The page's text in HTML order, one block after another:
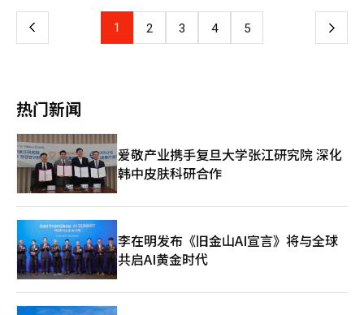
间旅游内容，提升停留型旅游城市的竞争力，发展为地方经济振兴
的核心旅游资源。※ 本报道经人工智能（AI）系统翻译与编辑。
动，参与者可以在伦敦各地移动，体验相关内容。 与此同时，防
弹少年团的第五张专辑《阿里郎》在美国Billboard主流专辑榜
于2024年推出，设计上保持水中矿物质，同时通过三重过滤系统
去除污染物。第一阶段的预过滤器去除沉淀物和沉积物，第二阶段
等重金属、微囊藻毒素、全氟化合物、残留药物成分等约90种污染
物。此外，通过NSF的独立测试协议，还确认了其对环境激素和农
药、除草剂相关物质等80余种额外污染物的过滤性能。 韩国安利
相关人士表示：“此次认证意味着易泉在170种以上污染物的过滤
性能得到了NSF的官方验证。”并表示：“未来将持续推出让消费
者安心使用的产品和解决方案。” 此外，易泉净水器是韩国安利
在2024年进行更新后推出的产品，采用UV-C LED技术，具备防止
细菌和病毒等微生物滋生的净水系统。其过滤器更换方式简化，提
高了便利性，并通过专用移动应用程序实时查看水使用量和过滤器
寿命。该产品根据厨房环境分为转换型和出水型两种。※ 本报道
经人工智能（AI）系统翻译与编辑。
上 1 2 3 4 5 下
热门新闻
爱敬产业携手复旦大学张江研究院 深化
韩中皮肤科研合作
李在明发布《旧金山AI宣言》将与全球
共启AI黄金时代